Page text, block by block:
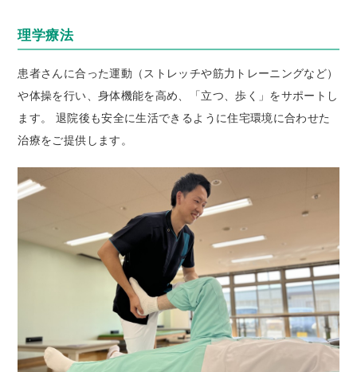
理学療法
患者さんに合った運動（ストレッチや筋力トレーニングなど）
や体操を行い、身体機能を高め、「立つ、歩く」をサポートし
ます。 退院後も安全に生活できるように住宅環境に合わせた
治療をご提供します。